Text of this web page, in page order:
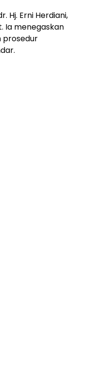
Hj. Erni Herdiani,
Ia menegaskan
prosedur